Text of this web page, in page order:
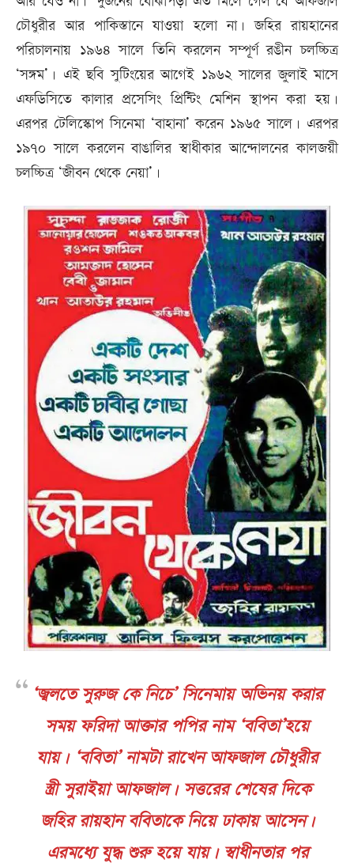
চৌধুরীর আর পাকিস্তানে যাওয়া হলো না। জহির রায়হানের
পরিচালনায় ১৯৬৪ সালে তিনি করলেন সম্পূর্ণ রঙীন চলচ্চিত্র
‘সঙ্গম’। এই ছবি সুটিংয়ের আগেই ১৯৬২ সালের জুলাই মাসে
এফডিসিতে কালার প্রসেসিং প্রিন্টিং মেশিন স্থাপন করা হয়।
এরপর টেলিস্কোপ সিনেমা ‘বাহানা’ করেন ১৯৬৫ সালে। এরপর
১৯৭০ সালে করলেন বাঙালির স্বাধীকার আন্দোলনের কালজয়ী
চলচ্চিত্র ‘জীবন থেকে নেয়া’।
‘জ্বলতে সুরুজ কে নিচে’ সিনেমায় অভিনয় করার
সময় ফরিদা আক্তার পপির নাম ‘ববিতা’হয়ে
যায়। ‘ববিতা’ নামটা রাখেন আফজাল চৌধুরীর
স্ত্রী সুরাইয়া আফজাল। সত্তরের শেষের দিকে
জহির রায়হান ববিতাকে নিয়ে ঢাকায় আসেন।
এরমধ্যে যুদ্ধ শুরু হয়ে যায়। স্বাধীনতার পর